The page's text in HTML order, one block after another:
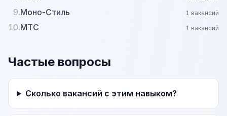
9.Моно-Стиль 1 вакансий
10.МТС 1 вакансий
Частые вопросы
Сколько вакансий с этим навыком?